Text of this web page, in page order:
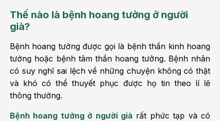
Thế nào là bệnh hoang tưởng ở người
già?
Bệnh hoang tưởng được gọi là bệnh thần kinh hoang
tưởng hoặc bệnh tâm thần hoang tưởng. Bệnh nhân
có suy nghĩ sai lệch về những chuyện không có thật
và khó có thể thuyết phục được họ tin theo lí lẽ
thông thường.
Bệnh hoang tưởng ở người già rất phức tạp và có